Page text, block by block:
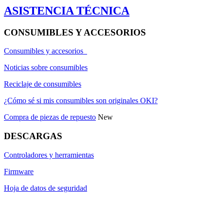
ASISTENCIA TÉCNICA
CONSUMIBLES Y ACCESORIOS
Consumibles y accesorios
Noticias sobre consumibles
Reciclaje de consumibles
¿Cómo sé si mis consumibles son originales OKI?
Compra de piezas de repuesto New
DESCARGAS
Controladores y herramientas
Firmware
Hoja de datos de seguridad